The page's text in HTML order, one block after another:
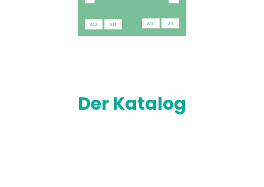
Der Katalog